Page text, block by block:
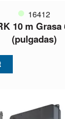
16412
10 m Grasa
(pulgadas)